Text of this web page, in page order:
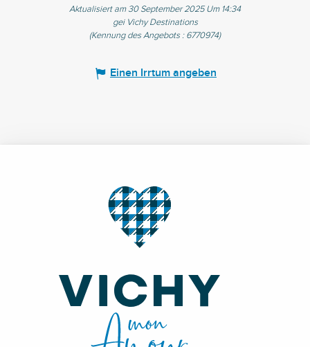
Aktualisiert am 30 September 2025 Um 14:34
gei Vichy Destinations
(Kennung des Angebots : 6770974)
Einen Irrtum angeben